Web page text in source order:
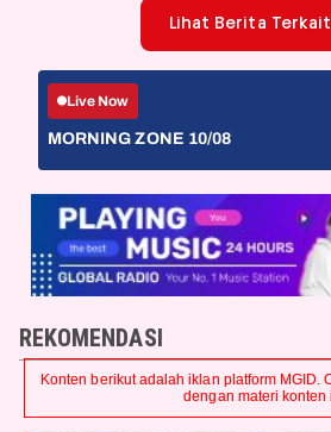
Lihat Berita Terkait
Live Now
MORNING ZONE 10/08